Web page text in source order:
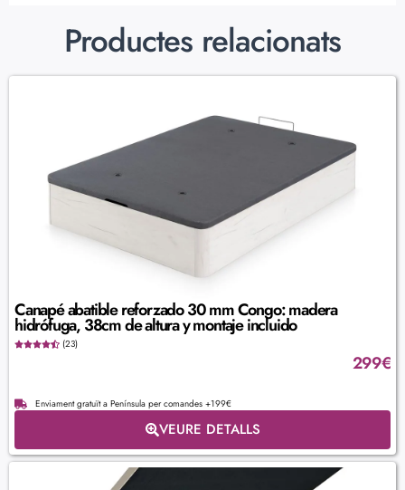
Productes relacionats
Canapé abatible reforzado 30 mm Congo: madera
hidrófuga, 38cm de altura y montaje incluido
(23)
299€
Enviament gratuït a Península per comandes +199€
VEURE DETALLS